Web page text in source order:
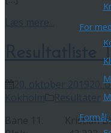
For
Resultatliste
20.
Bane 11.